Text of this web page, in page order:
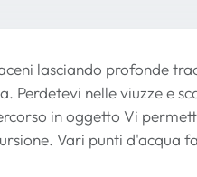
lasciando profonde
Perdetevi nelle viuzze e
in oggetto Vi
Vari punti d'acqua